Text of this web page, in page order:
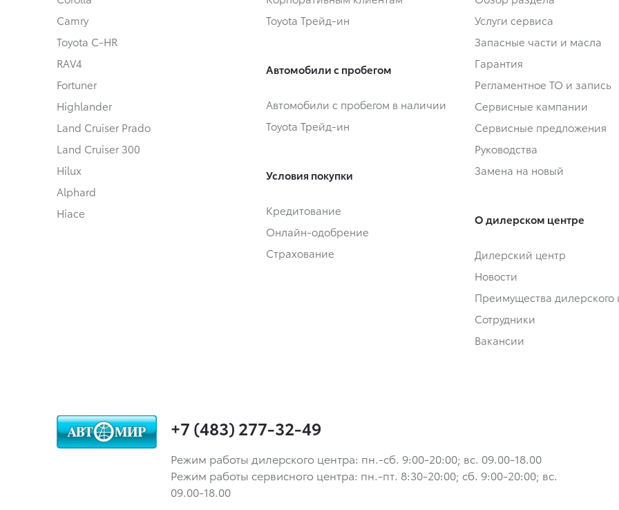
Camry
Toyota C-HR
RAV4
Fortuner
Highlander
Land Cruiser Prado
Land Cruiser 300
Hilux
Alphard
Hiace
Toyota Трейд-ин
Автомобили с пробегом
Автомобили с пробегом в наличии
Toyota Трейд-ин
Условия покупки
Кредитование
Онлайн-одобрение
Страхование
Услуги сервиса
Запасные части и масла
Гарантия
Регламентное ТО и запись
Сервисные кампании
Сервисные предложения
Руководства
Замена на новый
О дилерском центре
Дилерский центр
Новости
Преимущества дилерского
Сотрудники
Вакансии
+7 (483) 277-32-49
Режим работы дилерского центра: пн.-сб. 9:00-20:00; вс. 09.00-18.00
Режим работы сервисного центра: пн.-пт. 8:30-20:00; сб. 9:00-20:00; вс.
09.00-18.00